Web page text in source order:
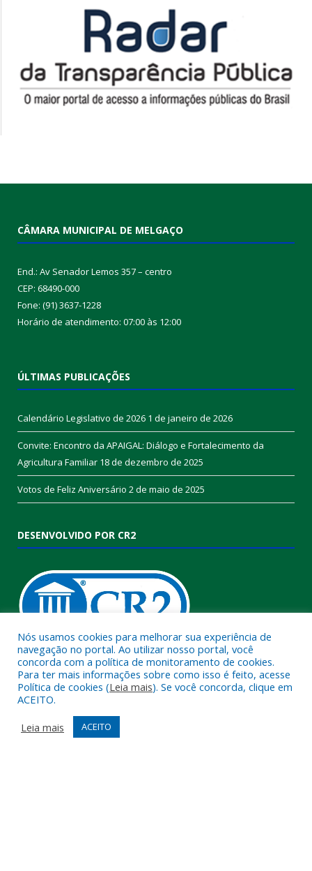
CÂMARA MUNICIPAL DE MELGAÇO
End.: Av Senador Lemos 357 – centro
CEP: 68490-000
Fone: (91) 3637-1228
Horário de atendimento: 07:00 às 12:00
ÚLTIMAS PUBLICAÇÕES
Calendário Legislativo de 2026 1 de janeiro de 2026
Convite: Encontro da APAIGAL: Diálogo e Fortalecimento da
Agricultura Familiar 18 de dezembro de 2025
Votos de Feliz Aniversário 2 de maio de 2025
DESENVOLVIDO POR CR2
Muito mais quecriar siteousistema para prefeituras!
Realizamos umaassessoriacompleta, onde garantimos em
contrato que todas as exigências das
serão atendidas.
Nós usamos cookies para melhorar sua experiência de
navegação no portal. Ao utilizar nosso portal, você
concorda com a política de monitoramento de cookies.
Para ter mais informações sobre como isso é feito, acesse
Política de cookies (Leia mais). Se você concorda, clique em
ACEITO.
Leia mais
ACEITO